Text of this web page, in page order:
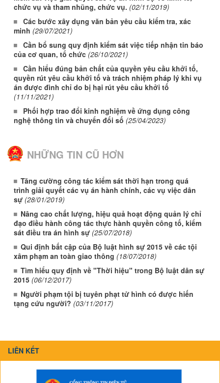
chức vụ và tham nhũng, chức vụ. (02/11/2019)
Các bước xây dụng văn bản yêu cầu kiểm tra, xác
minh (29/07/2021)
Cần bổ sung quy định kiểm sát việc tiếp nhận tin báo
của cơ quan, tổ chức (26/10/2021)
Cần hiểu đúng bản chất của quyền yêu cầu khởi tố,
quyền rút yêu cầu khởi tố và trách nhiệm pháp lý khi vụ
án được đình chỉ do bị hại rút yêu cầu khởi tố
(11/11/2021)
Phối hợp trao đổi kinh nghiệm về ứng dụng công
nghệ thông tin và chuyển đổi số (25/04/2023)
NHỮNG TIN CŨ HƠN
Tăng cường công tác kiểm sát thời hạn trong quá
trình giải quyết các vụ án hành chính, các vụ việc dân
sự (28/01/2019)
Nâng cao chất lượng, hiệu quả hoạt động quản lý chỉ
đạo điều hành công tác thực hành quyền công tố, kiểm
sát điều tra án hình sự (25/07/2018)
Qui định bất cập của Bộ luật hình sự 2015 về các tội
xâm phạm an toàn giao thông (18/07/2018)
Tìm hiểu quy định về "Thời hiệu" trong Bộ luật dân sự
2015 (06/12/2017)
Người phạm tội bị tuyên phạt tử hình có được hiến
tạng cứu người? (03/11/2017)
LIÊN KẾT